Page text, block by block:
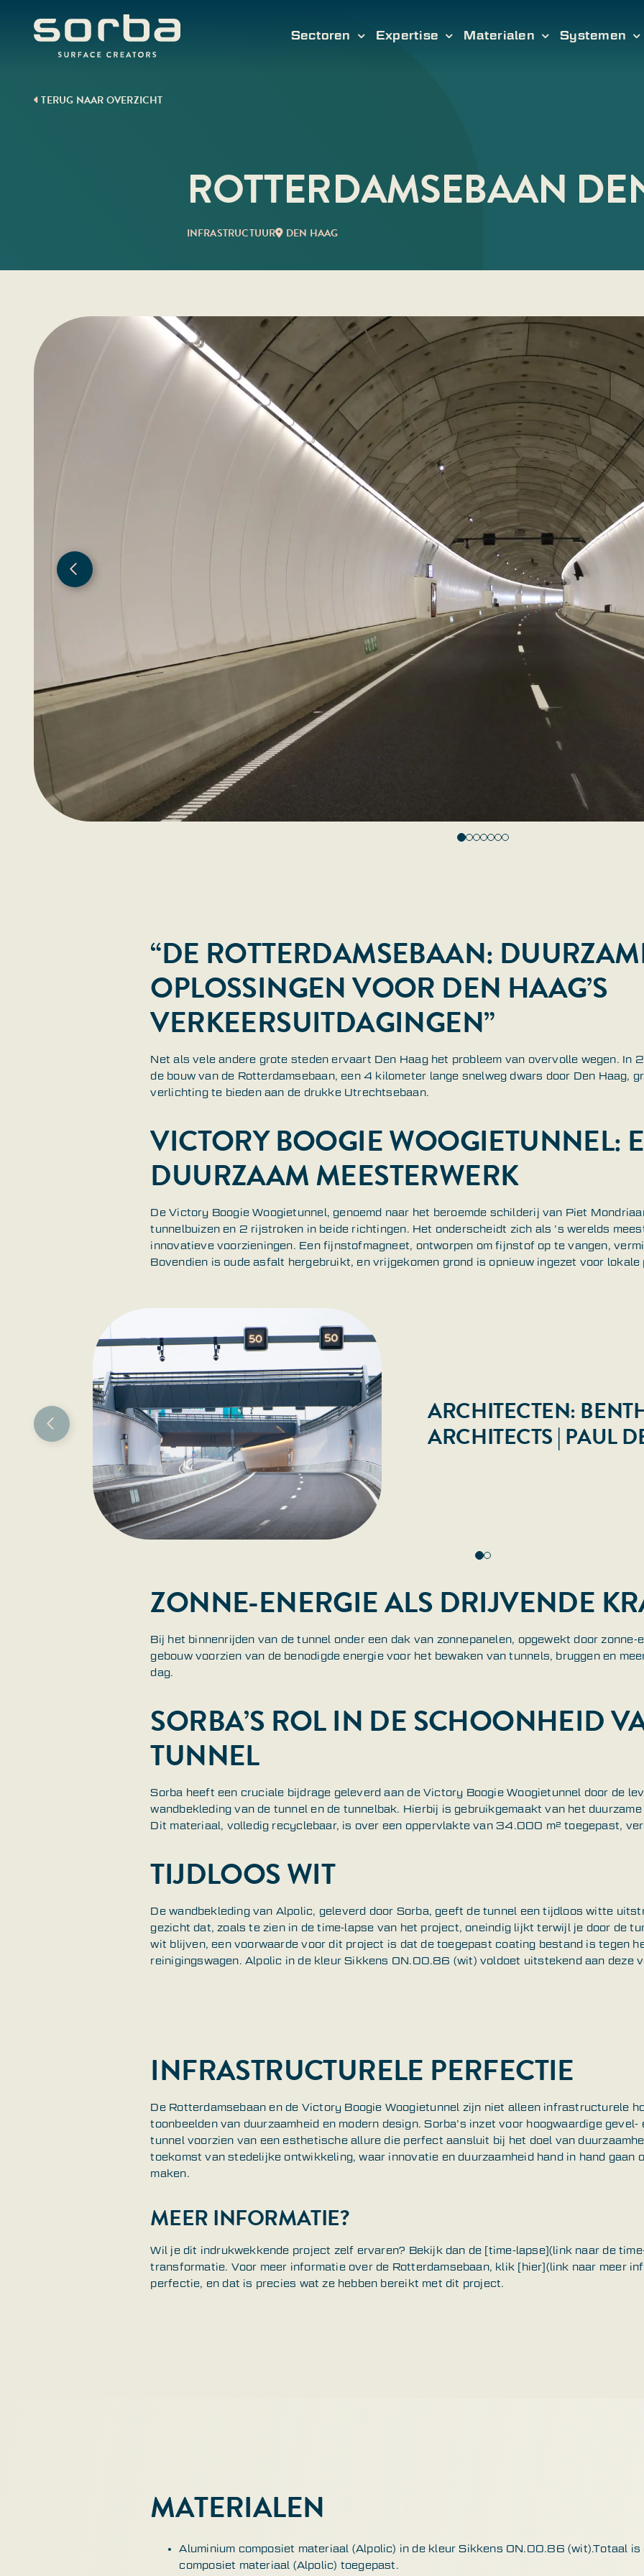
inhoud
Sectoren Expertise Materialen Systemen
TERUG NAAR OVERZICHT
ROTTERDAMSEBAAN
INFRASTRUCTUUR DEN HAAG
“DE ROTTERDAMSEBAAN:
OPLOSSINGEN VOOR DEN HAAG’S
VERKEERSUITDAGINGEN”
Net als vele andere grote steden ervaart Den Haag het probleem van overvolle wegen.
de bouw van de Rotterdamsebaan, een 4 kilometer lange snelweg dwars door Den Haag,
verlichting te bieden aan de drukke Utrechtsebaan.
VICTORY BOOGIE WOOGIETUNNEL:
DUURZAAM MEESTERWERK
De Victory Boogie Woogietunnel, genoemd naar het beroemde schilderij van Piet
tunnelbuizen en 2 rijstroken in beide richtingen. Het onderscheidt zich als ’s werelds
innovatieve voorzieningen. Een fijnstofmagneet, ontworpen om fijnstof op te vangen,
Bovendien is oude asfalt hergebruikt, en vrijgekomen grond is opnieuw ingezet voor lokale
ARCHITECTEN:
ARCHITECTS | PAUL
ZONNE-ENERGIE ALS DRIJVENDE
Bij het binnenrijden van de tunnel onder een dak van zonnepanelen, opgewekt door zonne-
gebouw voorzien van de benodigde energie voor het bewaken van tunnels, bruggen en
dag.
SORBA’S ROL IN DE SCHOONHEID
TUNNEL
Sorba heeft een cruciale bijdrage geleverd aan de Victory Boogie Woogietunnel door de
wandbekleding van de tunnel en de tunnelbak. Hierbij is gebruikgemaakt van het
Dit materiaal, volledig recyclebaar, is over een oppervlakte van 34.000 m² toegepast,
TIJDLOOS WIT
De wandbekleding van Alpolic, geleverd door Sorba, geeft de tunnel een tijdloos witte
gezicht dat, zoals te zien in de time-lapse van het project, oneindig lijkt terwijl je door de
wit blijven, een voorwaarde voor dit project is dat de toegepast coating bestand is tegen
reinigingswagen. Alpolic in de kleur Sikkens ON.00.86 (wit) voldoet uitstekend aan deze
INFRASTRUCTURELE PERFECTIE
De Rotterdamsebaan en de Victory Boogie Woogietunnel zijn niet alleen infrastructurele
toonbeelden van duurzaamheid en modern design. Sorba’s inzet voor hoogwaardige
tunnel voorzien van een esthetische allure die perfect aansluit bij het doel van
toekomst van stedelijke ontwikkeling, waar innovatie en duurzaamheid hand in hand gaan
maken.
MEER INFORMATIE?
Wil je dit indrukwekkende project zelf ervaren? Bekijk dan de [time-lapse](link naar de
transformatie. Voor meer informatie over de Rotterdamsebaan, klik [hier](link naar meer
perfectie, en dat is precies wat ze hebben bereikt met dit project.
MATERIALEN
Aluminium composiet materiaal (Alpolic) in de kleur Sikkens ON.00.86 (wit).Totaal
composiet materiaal (Alpolic) toegepast.